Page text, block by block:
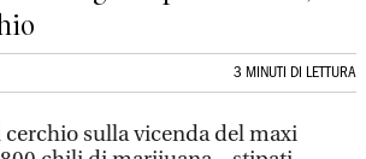
3 MINUTI DI LETTURA
cerchio sulla vicenda del maxi